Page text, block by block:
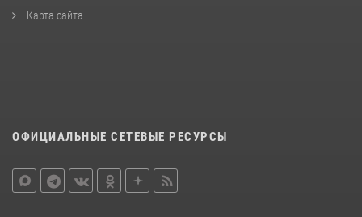
Карта сайта
ОФИЦИАЛЬНЫЕ СЕТЕВЫЕ РЕСУРСЫ